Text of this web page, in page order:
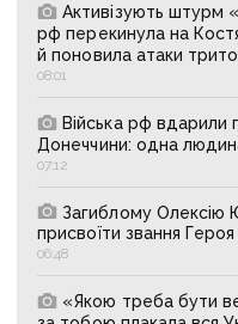
Активізують штурм
рф перекинула на
й поновила атаки
08:01
Війська рф вдарили
Донеччини: одна
07:12
Загиблому Олексію
присвоїти звання Героя
06:48
«Якою треба бути